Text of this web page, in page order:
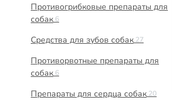
Противогрибковые препараты для
собак 6
Средства для зубов собак 27
Противорвотные препараты для
собак 6
Препараты для сердца собак 20